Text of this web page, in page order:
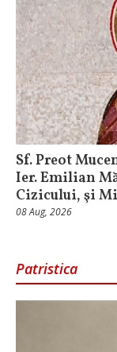
Sf. Preot
Ier. Emilian
Cizicului, şi
08 Aug, 2026
Patristica